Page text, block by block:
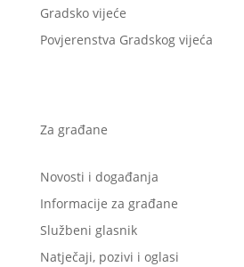
Gradsko vijeće
Povjerenstva Gradskog vijeća
Za građane
Novosti i događanja
Informacije za građane
Službeni glasnik
Natječaji, pozivi i oglasi